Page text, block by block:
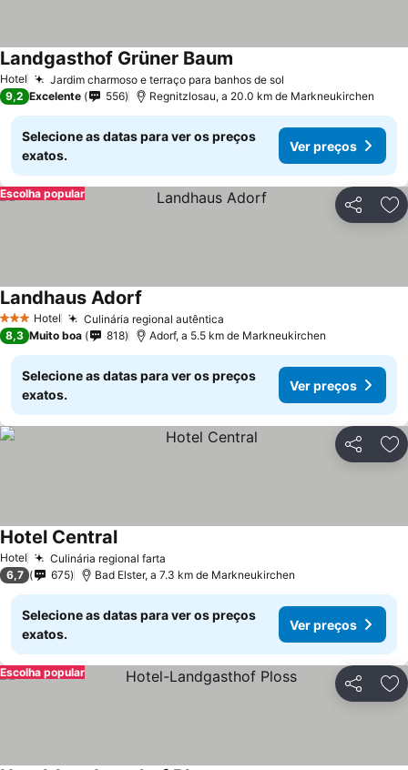
Hotel Jardim charmoso e terraço para banhos de sol
Landgasthof Grüner Baum
9,2 Excelente 556 Regnitzlosau, a 20.0 km de Markneukirchen
Selecione as datas para ver os preços
exatos.
Ver preços
Partilhar
Escolha popular
3 EstrelasHotel Culinária regional autêntica
Landhaus Adorf
8,3 Muito boa 818 Adorf, a 5.5 km de Markneukirchen
Selecione as datas para ver os preços
exatos.
Ver preços
Partilhar
Hotel Culinária regional farta
Hotel Central
6,7 675 Bad Elster, a 7.3 km de Markneukirchen
Selecione as datas para ver os preços
exatos.
Ver preços
Partilhar
Escolha popular